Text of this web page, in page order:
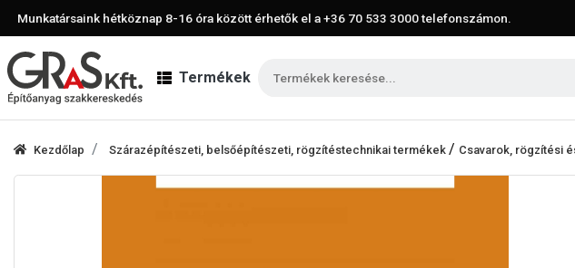
Munkatársaink hétköznap 8-16 óra között érhetők el a+36 70 533 3000telefonszámon.
Termékek
Kezdőlap Szárazépítészeti, belsőépítészeti, rögzítéstechnikai termékek / Csavarok, rögzítési